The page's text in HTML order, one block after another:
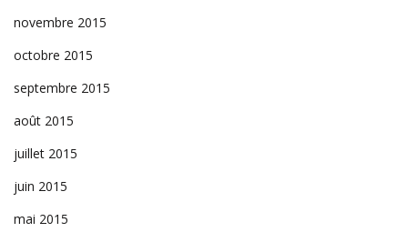
novembre 2015
octobre 2015
septembre 2015
août 2015
juillet 2015
juin 2015
mai 2015